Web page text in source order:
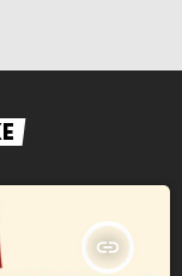
insert_link